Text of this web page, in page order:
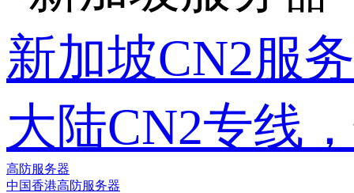
新加坡CN2服
大陆CN2专线
高防服务器
中国香港高防服务器